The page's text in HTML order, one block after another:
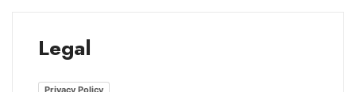
Legal
Privacy Policy